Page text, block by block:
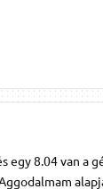
8.04 van a